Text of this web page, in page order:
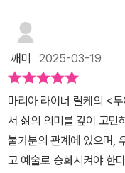
이 편지 글을 읽고 다시
지만 이해했다고 말하긴
하신 교수님이 가독성이
파악할 수 없었지만, 생각
역작이라는 이 작품을 다
한탄으로 시작한다. 인간
리는 나무와 집과 같은 사
쳐 지나가는 존재이다. 심
연스럽게 받아들이지 못
이다. 우리는 천사를 동경
수 없으며, 아무리 천사에
한다. 죽음을 온전히 받아
아가는 인간의 삶은 고통
네가 그것들을 찬양하고
깨미 2025-03-19
마리아 라이너 릴케의 <
서 삶의 의미를 깊이 고민
불가분의 관계에 있으며,
고 예술로 승화시켜야 한